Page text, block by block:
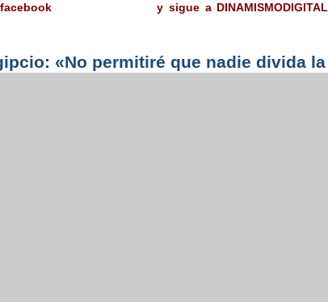
y sigue a
«No permitiré que nadie divida